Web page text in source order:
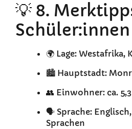
💡 8.
Schüler:innen
🌍 Lage:
🏙️ Hauptstadt:
👥 Einwohner: ca.
🗣️ Sprache:
Sprachen